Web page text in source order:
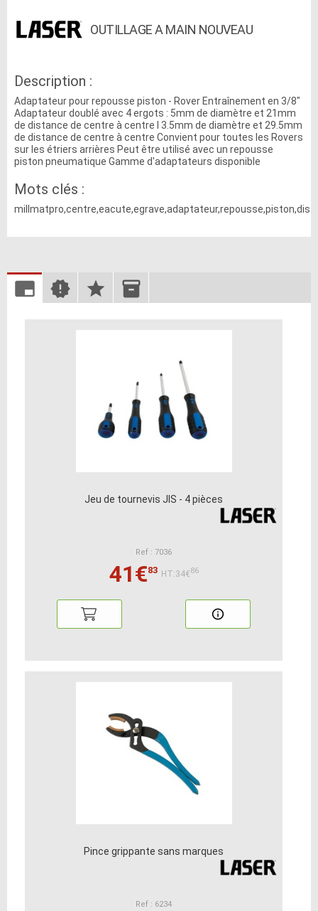
OUTILLAGE A MAIN NOUVEAU
Description :
Adaptateur pour repousse piston - Rover Entraînement en 3/8"
Adaptateur doublé avec 4 ergots : 5mm de diamètre et 21mm
de distance de centre à centre I 3.5mm de diamètre et 29.5mm
de distance de centre à centre Convient pour toutes les Rovers
sur les étriers arrières Peut être utilisé avec un repousse
piston pneumatique Gamme d'adaptateurs disponible
Mots clés :
Jeu de tournevis JIS - 4 pièces
Ref : 7036
41€83 HT:34€86
Pince grippante sans marques
Ref : 6234